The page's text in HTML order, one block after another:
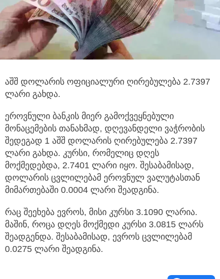
აშშ დოლარის ოფიციალური ღირებულება 2.7397
ლარი გახდა.
ეროვნული ბანკის მიერ გამოქვეყნებული
მონაცემების თანახმად, დღევანდელი ვაჭრობის
შედეგად 1 აშშ დოლარის ღირებულება 2.7397
ლარი გახდა. კურსი, რომელიც დღეს
მოქმედებდა, 2.7401 ლარი იყო. შესაბამისად,
დოლარის ცვლილებამ ეროვნულ ვალუტასთან
მიმართებაში 0.0004 ლარი შეადგინა.
რაც შეეხება ევროს, მისი კურსი 3.1090 ლარია.
მაშინ, როცა დღეს მოქმედი კურსი 3.0815 ლარს
შეადგენდა. შესაბამისად, ევროს ცვლილებამ
0.0275 ლარი შეადგინა.